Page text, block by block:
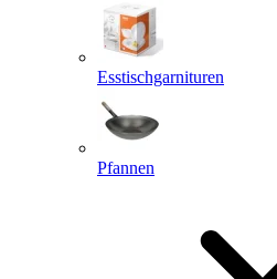
Esstischgarnituren
Pfannen